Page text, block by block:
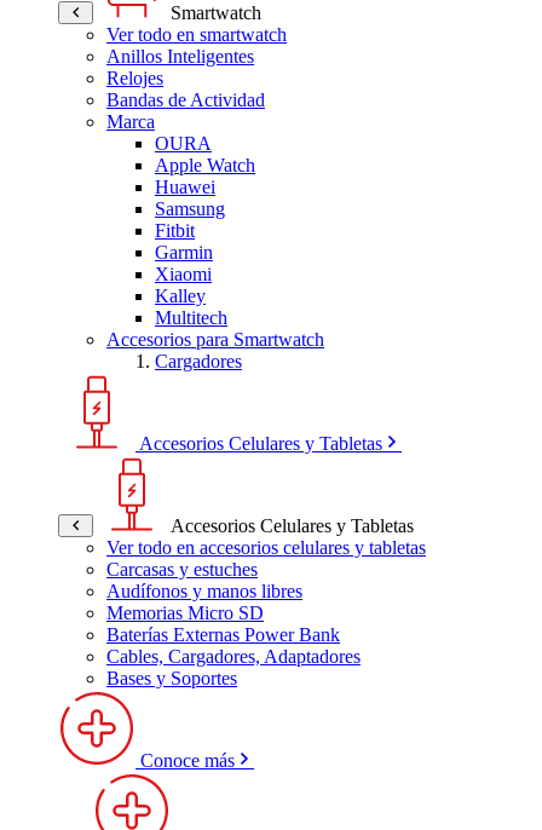
Smartwatch
Ver todo en smartwatch
Anillos Inteligentes
Relojes
Bandas de Actividad
Marca
OURA
Apple Watch
Huawei
Samsung
Fitbit
Garmin
Xiaomi
Kalley
Multitech
Accesorios para Smartwatch
Cargadores
Accesorios Celulares y Tabletas
Accesorios Celulares y Tabletas
Ver todo en accesorios celulares y tabletas
Carcasas y estuches
Audífonos y manos libres
Memorias Micro SD
Baterías Externas Power Bank
Cables, Cargadores, Adaptadores
Bases y Soportes
Conoce más